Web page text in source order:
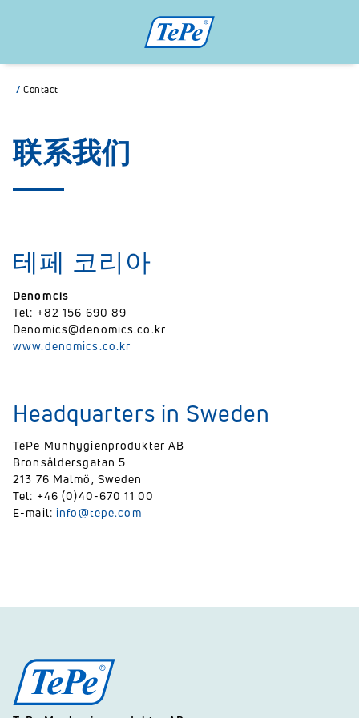
/ Contact
联系我们
테페 코리아
Denomcis
Tel: +82 156 690 89
Denomics@denomics.co.kr
www.denomics.co.kr
Headquarters in Sweden
TePe Munhygienprodukter AB
Bronsåldersgatan 5
213 76 Malmö, Sweden
Tel: +46 (0)40-670 11 00
E-mail: info@tepe.com